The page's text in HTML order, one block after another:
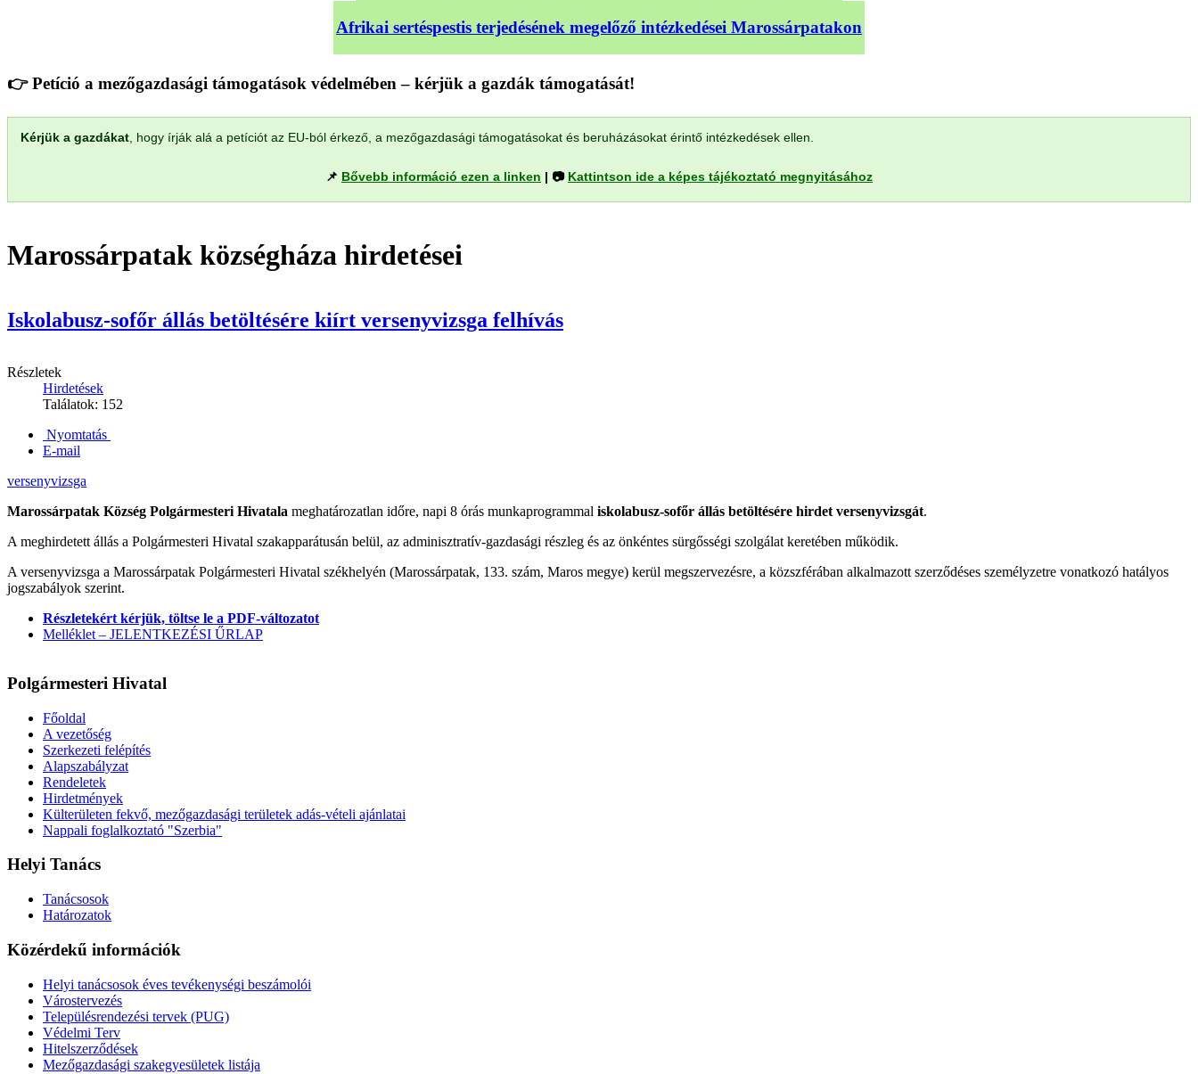
Afrikai sertéspestis terjedésének megelőző intézkedései Marossárpatakon
👉 Petíció a mezőgazdasági támogatások védelmében – kérjük a gazdák támogatását!
Kérjük a gazdákat , hogy írják alá a petíciót az EU-ból érkező, a mezőgazdasági támogatásokat és beruházásokat érintő intézkedések ellen.
📌 Bővebb információ ezen a linken | 📷 Kattintson ide a képes tájékoztató megnyitásához
Marossárpatak községháza hirdetései
Iskolabusz‑sofőr állás betöltésére kiírt versenyvizsga felhívás
Részletek
Hirdetések
Találatok: 152
Nyomtatás
E-mail
versenyvizsga
Marossárpatak Község Polgármesteri Hivatala meghatározatlan időre, napi 8 órás munkaprogrammal iskolabusz-sofőr állás betöltésére hirdet versenyvizsgát.
A meghirdetett állás a Polgármesteri Hivatal szakapparátusán belül, az adminisztratív-gazdasági részleg és az önkéntes sürgősségi szolgálat keretében működik.
A versenyvizsga a Marossárpatak Polgármesteri Hivatal székhelyén (Marossárpatak, 133. szám, Maros megye) kerül megszervezésre, a közszférában alkalmazott szerződéses személyzetre vonatkozó hatályos
jogszabályok szerint.
Részletekért kérjük, töltse le a PDF-változatot
Melléklet – JELENTKEZÉSI ŰRLAP
Polgármesteri Hivatal
Főoldal
A vezetőség
Szerkezeti felépítés
Alapszabályzat
Rendeletek
Hirdetmények
Külterületen fekvő, mezőgazdasági területek adás-vételi ajánlatai
Nappali foglalkoztató "Szerbia"
Helyi Tanács
Tanácsosok
Határozatok
Közérdekű információk
Helyi tanácsosok éves tevékenységi beszámolói
Várostervezés
Településrendezési tervek (PUG)
Védelmi Terv
Hitelszerződések
Mezőgazdasági szakegyesületek listája